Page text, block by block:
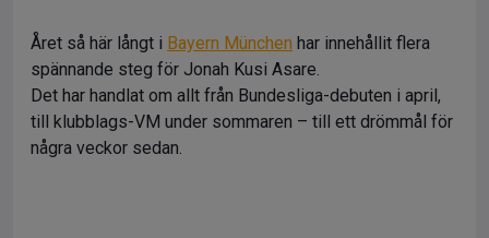
Året så här långt i Bayern München har innehållit flera
spännande steg för Jonah Kusi Asare.
Det har handlat om allt från Bundesliga-debuten i april,
till klubblags-VM under sommaren – till ett drömmål för
några veckor sedan.